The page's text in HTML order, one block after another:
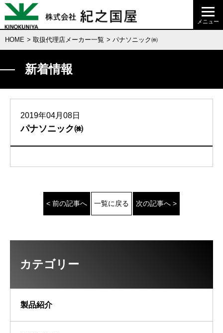
HOME > 取扱代理店メーカー一覧 > パナソニック㈱
新着情報
2019年04月08日
パナソニック㈱
< 前の記事へ 一覧に戻る 次の記事へ >
カテゴリー
製品紹介